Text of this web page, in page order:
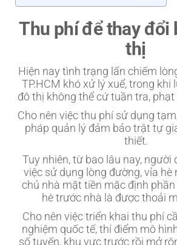
Thu phí để thay đổi
thị
Hiện nay tình trạng lấn chiếm
TP.HCM khó xử lý xuể, trong
đô thị không thể cứ tuần tra,
Cho nên việc thu phí sử dụng
pháp quản lý đảm bảo trật tự
thiết.
Tuy nhiên, từ bao lâu nay, người
việc sử dụng lòng đường, vỉa hè
chủ nhà mặt tiền mặc định
hè trước nhà là được thoải
Cho nên việc triển khai thu phí
nghiệm quốc tế, thí điểm mô
số tuyến, khu vực trước rồi mở